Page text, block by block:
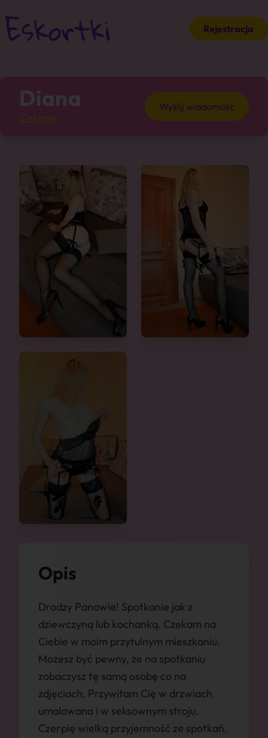
Rejestracja
Diana Wyślij wiadomość
Opis
Drodzy Panowie! Spotkanie jak z
dziewczyną lub kochanką. Czekam na
Ciebie w moim przytulnym mieszkaniu.
Możesz być pewny, że na spotkaniu
zobaczysz tę samą osobę co na
zdjęciach. Przywitam Cię w drzwiach
umalowana i w seksownym stroju.
Czerpię wielką przyjemność ze spotkań.